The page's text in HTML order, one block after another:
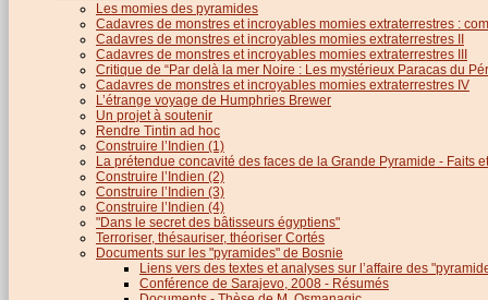
Les momies des pyramides
Cadavres de monstres et incroyables momies extraterrestres :
Cadavres de monstres et incroyables momies extraterrestres II
Cadavres de monstres et incroyables momies extraterrestres III
Critique de “Par delà la mer Noire : Les mystérieux Paracas du
Cadavres de monstres et incroyables momies extraterrestres IV
L’étrange voyage de Humphries Brewer
Un projet à soutenir
Rendre Tintin ad hoc
Construire l’Indien (1)
La prétendue concavité des faces de la Grande Pyramide - Faits
Construire l’Indien (2)
Construire l’Indien (3)
Construire l’Indien (4)
"Dans le secret des bâtisseurs égyptiens"
Terroriser, thésauriser, théoriser Cortés
Documents sur les "pyramides" de Bosnie
Liens vers des textes et analyses sur l’affaire des
Conférence de Sarajevo, 2008 - Résumés